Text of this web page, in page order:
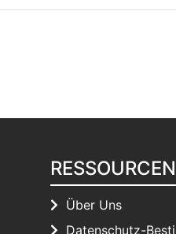
RESSOURCEN
Über Uns
Datenschutz-